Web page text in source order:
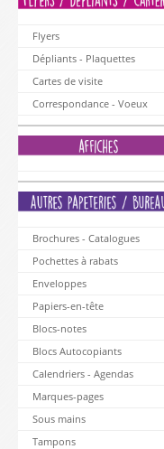
Flyers
Dépliants - Plaquettes
Cartes de visite
Correspondance - Voeux
Brochures - Catalogues
Pochettes à rabats
Enveloppes
Papiers-en-tête
Blocs-notes
Blocs Autocopiants
Calendriers - Agendas
Marques-pages
Sous mains
Tampons